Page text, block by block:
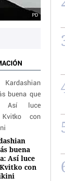
PD
buena
Así luce
con